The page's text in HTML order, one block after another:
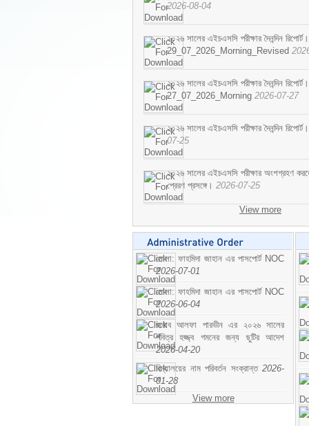
2026-08-04
২০২৬ সালের এইচএসসি পরীক্ষার দৈনন্দিন রিপোর্ট।
29_07_2026_Morning_Revised
২০২৬ সালের এইচএসসি পরীক্ষার দৈনন্দিন রিপোর্ট।
27_07_2026_Morning 2026-07-27
২০২৬ সালের এইচএসসি পরীক্ষার দৈনন্দিন
07-25
২০২৬ সালের এইচএসসি পরীক্ষার অংশগ্রহণ করতে
প্রেরণ প্রসঙ্গে। 2026-07-25
View more
মোসা: ফাহমিদা জাহান এর পাসপোর্ট NOC
2026-07-01
মোসা: ফাহমিদা জাহান এর পাসপোর্ট NOC
2026-06-04
জনাব আলফা পারভীন এর ২০২৬ সালের
পবিত্র হজ্জ্ব গমনের জন্য ছুটির আদেশ
2026-04-20
বিদ্যালয়ের নাম পরিবর্তন সংক্রান্ত 2026-
01-28
View more